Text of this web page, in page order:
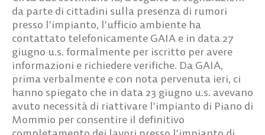
da parte di cittadini sulla presenza di rumori
presso l’impianto, l’ufficio ambiente ha
contattato telefonicamente GAIA e in data 27
giugno u.s. formalmente per iscritto per avere
informazioni e richiedere verifiche. Da GAIA,
prima verbalmente e con nota pervenuta ieri, ci
hanno spiegato che in data 23 giugno u.s. avevano
avuto necessità di riattivare l’impianto di Piano di
Mommio per consentire il definitivo